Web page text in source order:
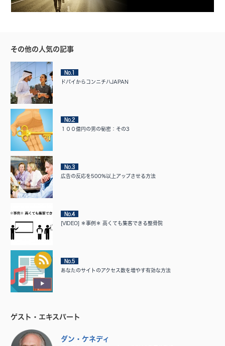
その他の人気の記事
No.1
ドバイからコンニチハJAPAN
No.2
１００億円の男の秘密：その3
No.3
広告の反応を500%以上アップさせる方法
No.4
[VIDEO] ＊事例＊ 高くても集客できる整骨院
No.5
あなたのサイトのアクセス数を増やす有効な方法
ゲスト・エキスパート
ダン・ケネディ